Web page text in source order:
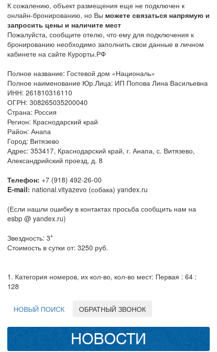
К сожалению, объект размещения еще не подключен к
онлайн-бронированию, но Вы можете связаться напрямую и
запросить цены и наличите мест
Пожалуйста, сообщите отелю, что ему для подключения к
бронированию необходимо заполнить свои данные в личном
кабинете на сайте Курорты.РФ
Полное название: Гостевой дом «Националь»
Полное наименование Юр.Лица: ИП Попова Лина Васильевна
ИНН: 261810316110
ОГРН: 308265035200040
Cтрана: Россия
Регион: Краснодарский край
Район: Анапа
Город: Витязево
Адрес: 353417, Краснодарский край, г. Анапа, с. Витязево,
Александрийский проезд, д. 8
Телефон: +7 (918) 492-26-00
E-mail: national.vityazevo (собака) yandex.ru
(Если нашли ошибку в контактах просьба сообщить нам на
esbp @ yandex.ru)
Звездность: 3*
Стоимость в сутки от: 3250 руб.
1. Категория номеров, их кол-во, кол-во мест: Первая : 64 :
128
НОВЫЙ ПОИСК ОБРАТНЫЙ ЗВОНОК
НОВОСТИ